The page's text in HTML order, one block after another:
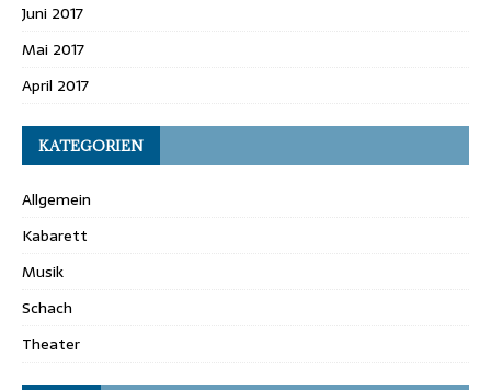
Juni 2017
Mai 2017
April 2017
KATEGORIEN
Allgemein
Kabarett
Musik
Schach
Theater